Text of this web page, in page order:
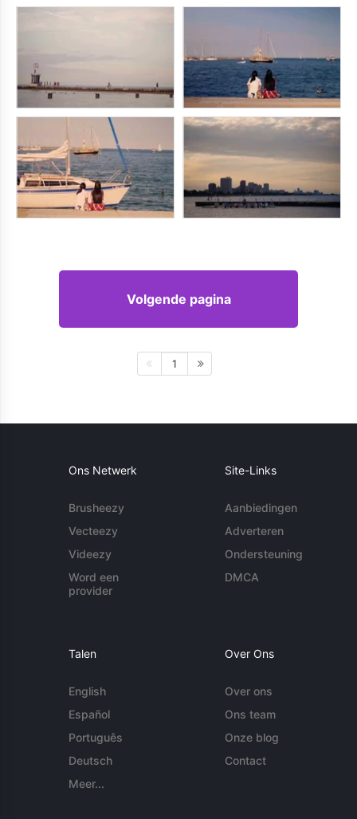
Volgende pagina
1
Ons Netwerk
Brusheezy
Vecteezy
Videezy
Word een
provider
Site-Links
Aanbiedingen
Adverteren
Ondersteuning
DMCA
Talen
English
Español
Português
Deutsch
Meer...
Over Ons
Over ons
Ons team
Onze blog
Contact